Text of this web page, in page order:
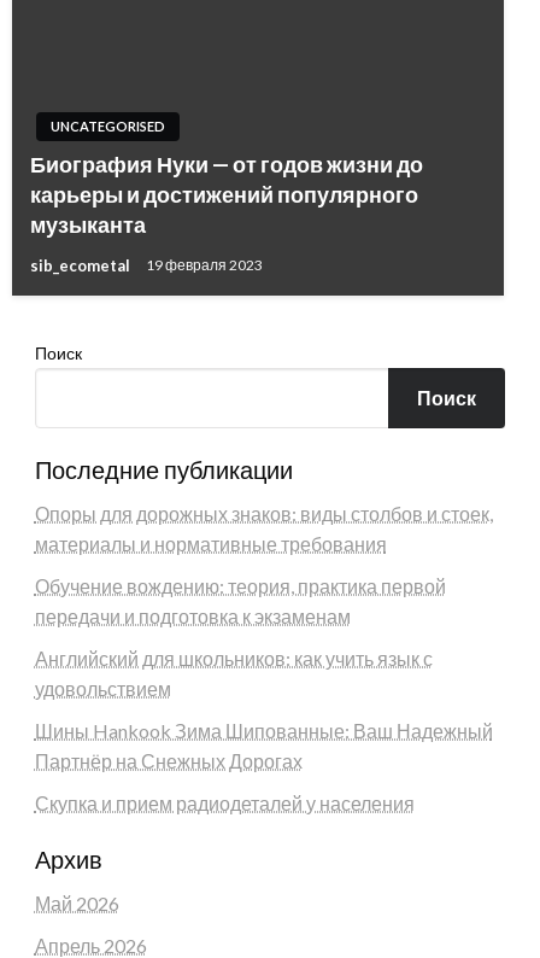
UNCATEGORISED
Биография Нуки — от годов жизни до
карьеры и достижений популярного
музыканта
sib_ecometal 19 февраля 2023
Поиск
Поиск
Последние публикации
Опоры для дорожных знаков: виды столбов и стоек,
материалы и нормативные требования
Обучение вождению: теория, практика первой
передачи и подготовка к экзаменам
Английский для школьников: как учить язык с
удовольствием
Шины Hankook Зима Шипованные: Ваш Надежный
Партнёр на Снежных Дорогах
Скупка и прием радиодеталей у населения
Архив
Май 2026
Апрель 2026